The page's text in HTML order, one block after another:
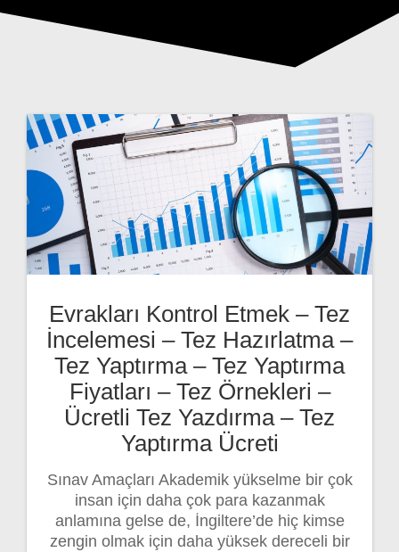
Evrakları Kontrol Etmek – Tez
İncelemesi – Tez Hazırlatma –
Tez Yaptırma – Tez Yaptırma
Fiyatları – Tez Örnekleri –
Ücretli Tez Yazdırma – Tez
Yaptırma Ücreti
Sınav Amaçları Akademik yükselme bir çok
insan için daha çok para kazanmak
anlamına gelse de, İngiltere’de hiç kimse
zengin olmak için daha yüksek dereceli bir